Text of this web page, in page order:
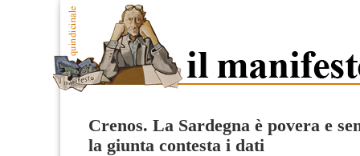
Crenos. La Sardegna è povera e
la giunta contesta i dati